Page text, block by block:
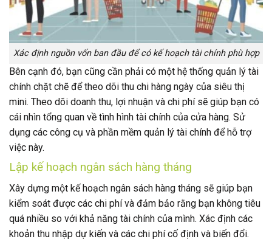
Xác định nguồn vốn ban đầu để có kế hoạch tài chính phù hợp
Bên cạnh đó, bạn cũng cần phải có một hệ thống quản lý tài
chính chặt chẽ để theo dõi thu chi hàng ngày của siêu thị
mini. Theo dõi doanh thu, lợi nhuận và chi phí sẽ giúp bạn có
cái nhìn tổng quan về tình hình tài chính của cửa hàng. Sử
dụng các công cụ và phần mềm quản lý tài chính để hỗ trợ
việc này.
Lập kế hoạch ngân sách hàng tháng
Xây dựng một kế hoạch ngân sách hàng tháng sẽ giúp bạn
kiểm soát được các chi phí và đảm bảo rằng bạn không tiêu
quá nhiều so với khả năng tài chính của mình. Xác định các
khoản thu nhập dự kiến và các chi phí cố định và biến đổi.